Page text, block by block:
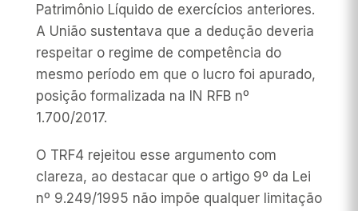
Patrimônio Líquido de exercícios anteriores.
A União sustentava que a dedução deveria
respeitar o regime de competência do
mesmo período em que o lucro foi apurado,
posição formalizada na IN RFB nº
1.700/2017.
O TRF4 rejeitou esse argumento com
clareza, ao destacar que o artigo 9º da Lei
nº 9.249/1995 não impõe qualquer limitação